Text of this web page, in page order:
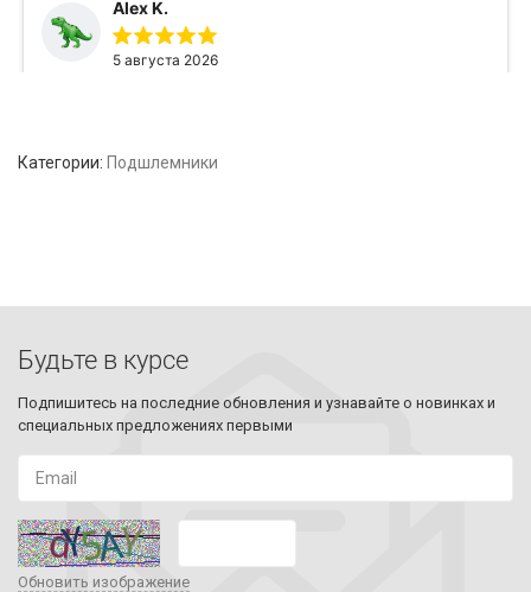
Категории: Подшлемники
Будьте в курсе
Подпишитесь на последние обновления и узнавайте о новинках и
специальных предложениях первыми
Обновить изображение